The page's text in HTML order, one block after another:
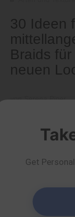
30 Ideen
Braids für
neuen
von Serena Piper
Get